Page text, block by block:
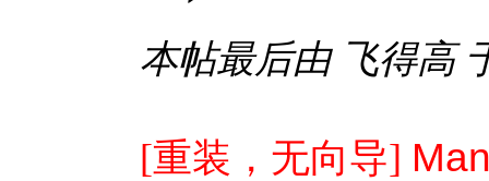
本帖最后由 飞得高
[重装，无向导]